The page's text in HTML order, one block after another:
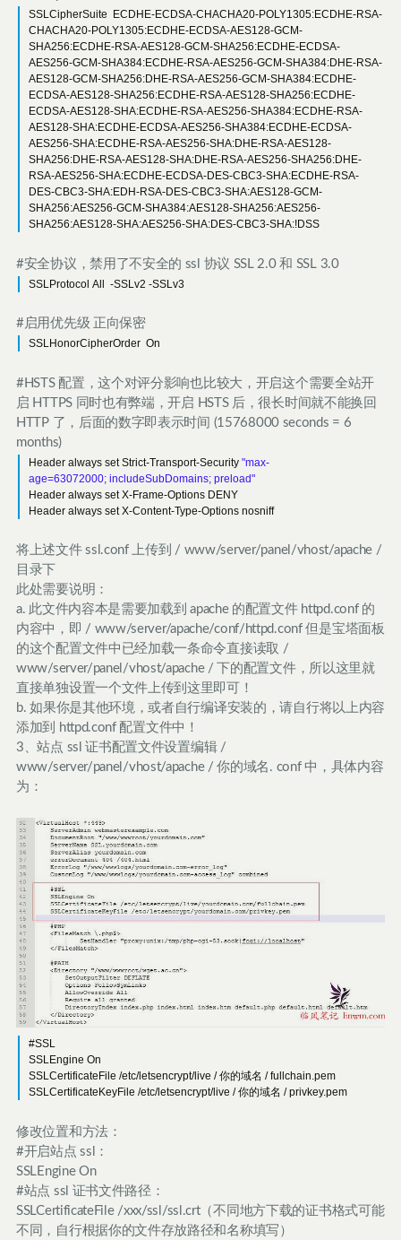
SSLCipherSuite ECDHE-ECDSA-CHACHA20-POLY1305:ECDHE-RSA-
CHACHA20-POLY1305:ECDHE-ECDSA-AES128-GCM-
SHA256:ECDHE-RSA-AES128-GCM-SHA256:ECDHE-ECDSA-
AES256-GCM-SHA384:ECDHE-RSA-AES256-GCM-SHA384:DHE-RSA-
AES128-GCM-SHA256:DHE-RSA-AES256-GCM-SHA384:ECDHE-
ECDSA-AES128-SHA256:ECDHE-RSA-AES128-SHA256:ECDHE-
ECDSA-AES128-SHA:ECDHE-RSA-AES256-SHA384:ECDHE-RSA-
AES128-SHA:ECDHE-ECDSA-AES256-SHA384:ECDHE-ECDSA-
AES256-SHA:ECDHE-RSA-AES256-SHA:DHE-RSA-AES128-
SHA256:DHE-RSA-AES128-SHA:DHE-RSA-AES256-SHA256:DHE-
RSA-AES256-SHA:ECDHE-ECDSA-DES-CBC3-SHA:ECDHE-RSA-
DES-CBC3-SHA:EDH-RSA-DES-CBC3-SHA:AES128-GCM-
SHA256:AES256-GCM-SHA384:AES128-SHA256:AES256-
SHA256:AES128-SHA:AES256-SHA:DES-CBC3-SHA:!DSS
#安全协议，禁用了不安全的 ssl 协议 SSL 2.0 和 SSL 3.0
SSLProtocol All -SSLv2 -SSLv3
#启用优先级 正向保密
SSLHonorCipherOrder On
#HSTS 配置，这个对评分影响也比较大，开启这个需要全站开
启 HTTPS 同时也有弊端，开启 HSTS 后，很长时间就不能换回
HTTP 了，后面的数字即表示时间 (15768000 seconds = 6
months)
Header always set Strict-Transport-Security "max-
age=63072000; includeSubDomains; preload"
Header always set X-Frame-Options DENY
Header always set X-Content-Type-Options nosniff
将上述文件 ssl.conf 上传到 / www/server/panel/vhost/apache /
目录下
此处需要说明：
a. 此文件内容本是需要加载到 apache 的配置文件 httpd.conf 的
内容中，即 / www/server/apache/conf/httpd.conf 但是宝塔面板
的这个配置文件中已经加载一条命令直接读取 /
www/server/panel/vhost/apache / 下的配置文件，所以这里就
直接单独设置一个文件上传到这里即可！
b. 如果你是其他环境，或者自行编译安装的，请自行将以上内容
添加到 httpd.conf 配置文件中！
3、站点 ssl 证书配置文件设置编辑 /
www/server/panel/vhost/apache / 你的域名. conf 中，具体内容
为：
#SSL
SSLEngine On
​SSLCertificateFile /etc/letsencrypt/live / 你的域名 / fullchain.pem
SSLCertificateKeyFile /etc/letsencrypt/live / 你的域名 / privkey.pem
修改位置和方法：
#开启站点 ssl：
SSLEngine On
#站点 ssl 证书文件路径：
SSLCertificateFile /xxx/ssl/ssl.crt（不同地方下载的证书格式可能
不同，自行根据你的文件存放路径和名称填写）